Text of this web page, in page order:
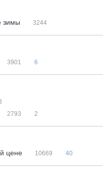
зимы
3244
3901 6
2793 2
цене
10669 40